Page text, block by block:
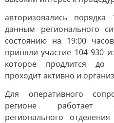
авторизовались
данным регионального
состоянию на 19:00
приняли участие 104 930
которое продлится до
проходит активно и
Для оперативного
регионе работает
регионального